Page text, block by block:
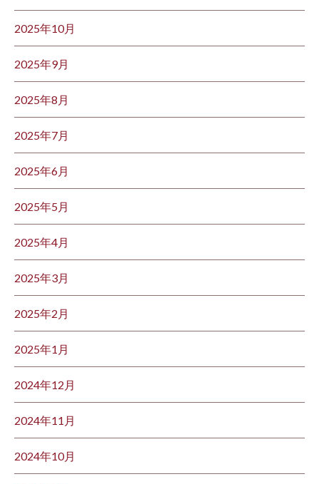
2025年10月
2025年9月
2025年8月
2025年7月
2025年6月
2025年5月
2025年4月
2025年3月
2025年2月
2025年1月
2024年12月
2024年11月
2024年10月